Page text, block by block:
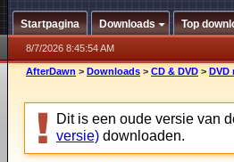
Startpagina Downloads Top
8/7/2026 8:45:54 AM
AfterDawn > Downloads > CD & DVD > DVD
Dit is een oude versie van
versie) downloaden.